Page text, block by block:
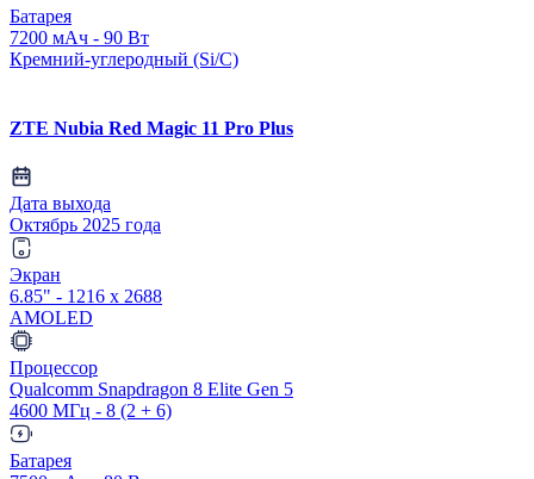
Батарея
7200 мАч - 90 Вт
Кремний-углеродный (Si/C)
ZTE Nubia Red Magic 11 Pro Plus
Дата выхода
Октябрь 2025 года
Экран
6.85" - 1216 x 2688
AMOLED
Процессор
Qualcomm Snapdragon 8 Elite Gen 5
4600 МГц - 8 (2 + 6)
Батарея